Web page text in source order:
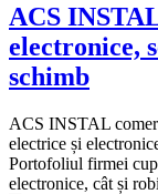
ACS
electronice,
schimb
ACS INSTAL
electrice și
Portofoliul firmei
electronice, cât și